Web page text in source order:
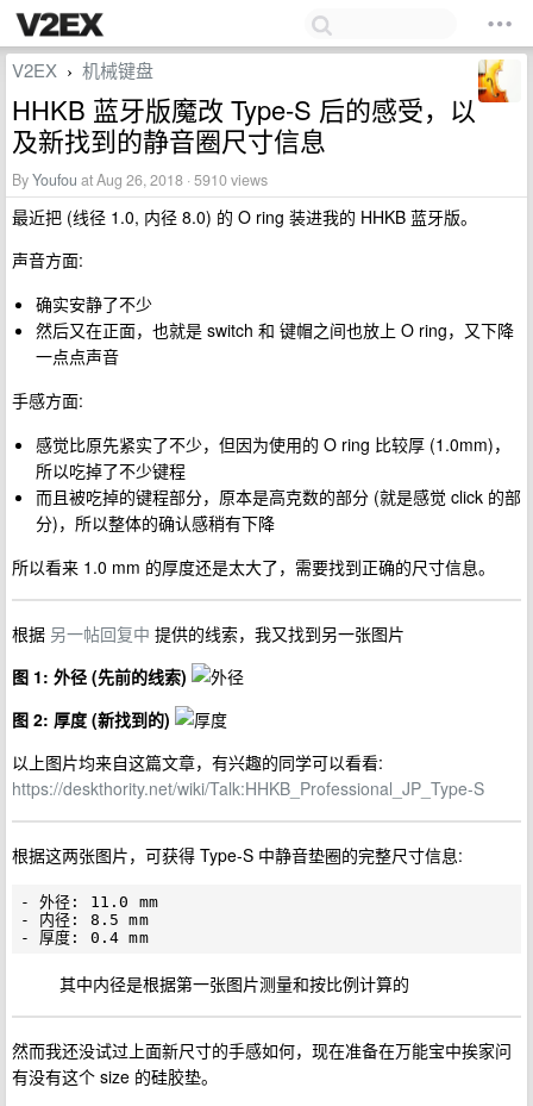
V2EX › 机械键盘
HHKB 蓝牙版魔改 Type-S 后的感受，以
及新找到的静音圈尺寸信息
ByYoufou at Aug 26, 2018 · 5910 views
最近把 (线径 1.0, 内径 8.0) 的 O ring 装进我的 HHKB 蓝牙版。
声音方面:
确实安静了不少
然后又在正面，也就是 switch 和 键帽之间也放上 O ring，又下降
一点点声音
手感方面:
感觉比原先紧实了不少，但因为使用的 O ring 比较厚 (1.0mm)，
所以吃掉了不少键程
而且被吃掉的键程部分，原本是高克数的部分 (就是感觉 click 的部
分)，所以整体的确认感稍有下降
所以看来 1.0 mm 的厚度还是太大了，需要找到正确的尺寸信息。
根据 另一帖回复中 提供的线索，我又找到另一张图片
图 1: 外径 (先前的线索)
图 2: 厚度 (新找到的)
以上图片均来自这篇文章，有兴趣的同学可以看看:
https://deskthority.net/wiki/Talk:HHKB_Professional_JP_Type-S
根据这两张图片，可获得 Type-S 中静音垫圈的完整尺寸信息:
- 外径: 11.0 mm
- 内径: 8.5 mm
- 厚度: 0.4 mm
其中内径是根据第一张图片测量和按比例计算的
然而我还没试过上面新尺寸的手感如何，现在准备在万能宝中挨家问
有没有这个 size 的硅胶垫。